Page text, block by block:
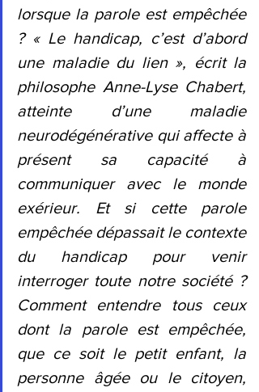
lorsque la parole est empêchée
? « Le handicap, c’est d’abord
une maladie du lien », écrit la
philosophe Anne-Lyse Chabert,
atteinte d’une maladie
neurodégénérative qui affecte à
présent sa capacité à
communiquer avec le monde
exérieur. Et si cette parole
empêchée dépassait le contexte
du handicap pour venir
interroger toute notre société ?
Comment entendre tous ceux
dont la parole est empêchée,
que ce soit le petit enfant, la
personne âgée ou le citoyen,